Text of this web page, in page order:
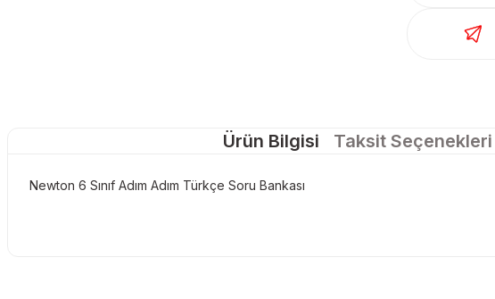
Ürün Bilgisi Taksit Seçenekleri
Newton 6 Sınıf Adım Adım Türkçe Soru Bankası